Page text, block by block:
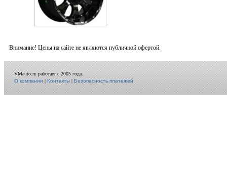
Внимание! Цены на сайте не являются публичной офертой.
VMauto.ru работает с 2005 года.
О компании|Контакты|Безопасность платежей